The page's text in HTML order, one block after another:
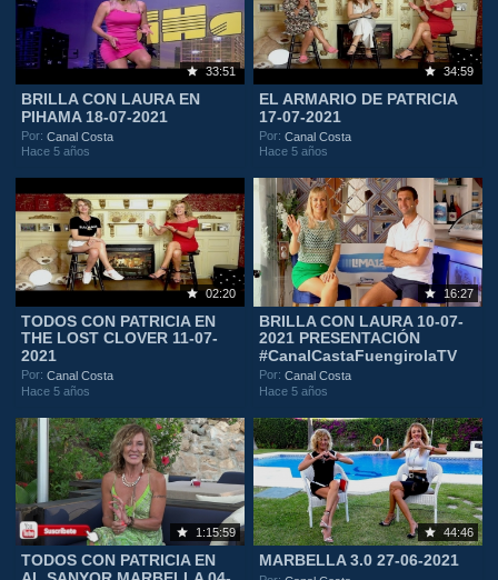
33:51
BRILLA CON LAURA EN
PIHAMA 18-07-2021
Por:Canal Costa
Hace 5 años
34:59
EL ARMARIO DE PATRICIA
17-07-2021
Por:Canal Costa
Hace 5 años
02:20
TODOS CON PATRICIA EN
THE LOST CLOVER 11-07-
2021
Por:Canal Costa
Hace 5 años
16:27
BRILLA CON LAURA 10-07-
2021 PRESENTACIÓN
#CanalCastaFuengirolaTV
Por:Canal Costa
Hace 5 años
1:15:59
TODOS CON PATRICIA EN
44:46
MARBELLA 3.0 27-06-2021